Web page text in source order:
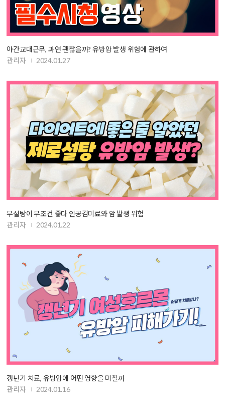
야간교대근무, 과연 괜찮을까? 유방암 발생 위험에 관하여
관리자
2024.01.27
무설탕이 무조건 좋다 인공감미료와 암 발생 위험
관리자
2024.01.22
갱년기 치료, 유방암에 어떤 영향을 미칠까
관리자
2024.01.16